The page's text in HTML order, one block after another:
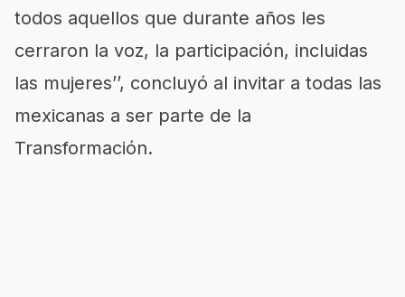
todos aquellos que durante años les
cerraron la voz, la participación, incluidas
las mujeres’’, concluyó al invitar a todas las
mexicanas a ser parte de la
Transformación.